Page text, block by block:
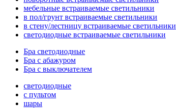
мебельные встраиваемые светильники
в пол/грунт встраиваемые светильники
в стену/лестницу встраиваемые светильники
светодиодные встраиваемые светильники
Бра светодиодные
Бра с абажуром
Бра с выключателем
светодиодные
с пультом
шары